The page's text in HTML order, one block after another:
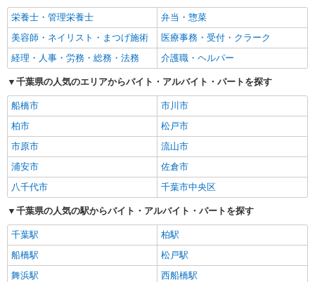
栄養士・管理栄養士
弁当・惣菜
美容師・ネイリスト・まつげ施術
医療事務・受付・クラーク
経理・人事・労務・総務・法務
介護職・ヘルパー
千葉県の人気のエリアからバイト・アルバイト・パートを探す
船橋市
市川市
柏市
松戸市
市原市
流山市
浦安市
佐倉市
八千代市
千葉市中央区
千葉県の人気の駅からバイト・アルバイト・パートを探す
千葉駅
柏駅
船橋駅
松戸駅
舞浜駅
西船橋駅